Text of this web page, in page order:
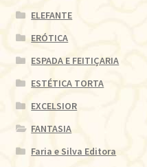
ELEFANTE
ERÓTICA
ESPADA E FEITIÇARIA
ESTÉTICA TORTA
EXCELSIOR
FANTASIA
Faria e Silva Editora